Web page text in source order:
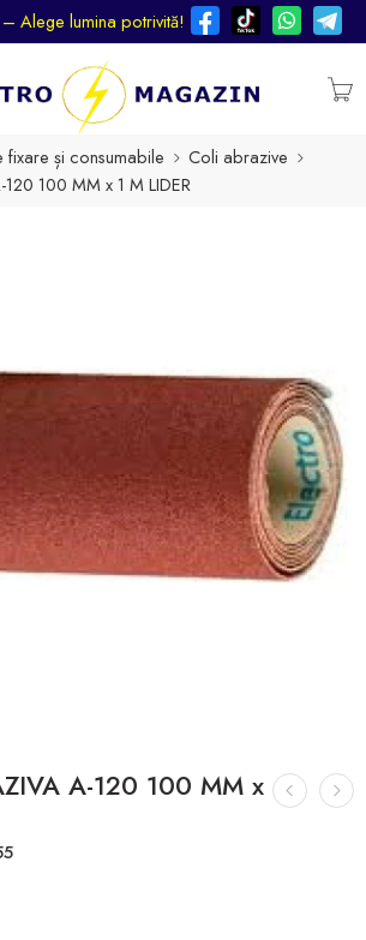
Alege lumina potrivită!
fixare și consumabile
Coli abrazive
100 MM x 1 M LIDER
A-120 100 MM x